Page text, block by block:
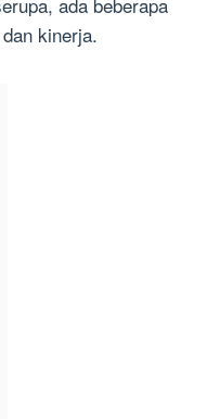
kinerja.